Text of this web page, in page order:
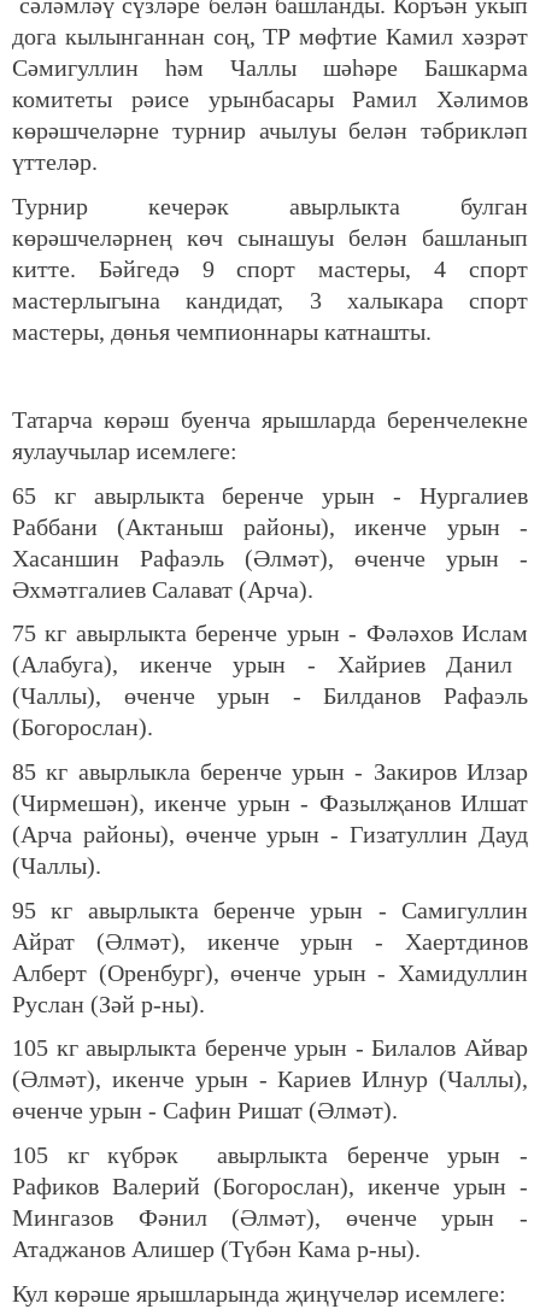
дога кылынганнан соң, ТР мөфтие Камил хәзрәт
Сәмигуллин һәм Чаллы шәһәре Башкарма
комитеты рәисе урынбасары Рамил Хәлимов
көрәшчеләрне турнир ачылуы белән тәбрикләп
үттеләр.
Турнир кечерәк авырлыкта булган
көрәшчеләрнең көч сынашуы белән башланып
китте. Бәйгедә 9 спорт мастеры, 4 спорт
мастерлыгына кандидат, 3 халыкара спорт
мастеры, дөнья чемпионнары катнашты.
Татарча көрәш буенча ярышларда беренчелекне
яулаучылар исемлеге:
65 кг авырлыкта беренче урын - Нургалиев
Раббани (Актаныш районы), икенче урын -
Хасаншин Рафаэль (Әлмәт), өченче урын -
Әхмәтгалиев Салават (Арча).
75 кг авырлыкта беренче урын - Фәләхов Ислам
(Алабуга), икенче урын - Хайриев Данил
(Чаллы), өченче урын - Билданов Рафаэль
(Богорослан).
85 кг авырлыкла беренче урын - Закиров Илзар
(Чирмешән), икенче урын - Фазылҗанов Илшат
(Арча районы), өченче урын - Гизатуллин Дауд
(Чаллы).
95 кг авырлыкта беренче урын - Самигуллин
Айрат (Әлмәт), икенче урын - Хаертдинов
Алберт (Оренбург), өченче урын - Хамидуллин
Руслан (Зәй р-ны).
105 кг авырлыкта беренче урын - Билалов Айвар
(Әлмәт), икенче урын - Кариев Илнур (Чаллы),
өченче урын - Сафин Ришат (Әлмәт).
105 кг күбрәк авырлыкта беренче урын -
Рафиков Валерий (Богорослан), икенче урын -
Мингазов Фәнил (Әлмәт), өченче урын -
Атаджанов Алишер (Түбән Кама р-ны).
Кул көрәше ярышларында җиңүчеләр исемлеге: